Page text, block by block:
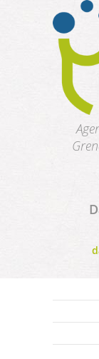
Aller au contenu